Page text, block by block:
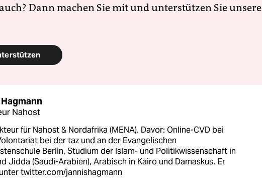
Dann machen Sie mit und unterstützen Sie unsere
Nahost
für Nahost & Nordafrika (MENA). Davor: Online-CVD bei
bei der taz und an der Evangelischen
Berlin, Studium der Islam- und Politikwissenschaft in
Jidda (Saudi-Arabien), Arabisch in Kairo und Damaskus. Er
twitter.com/jannishagmann